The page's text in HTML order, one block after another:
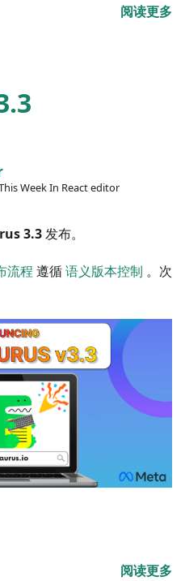
阅读更多
Week In React editor
3.3发布。
流程 遵循语义版本控制 。次
阅读更多